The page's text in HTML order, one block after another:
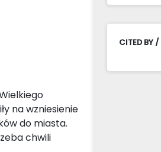
na wzniesienie
do miasta.
chwili
CITED BY /